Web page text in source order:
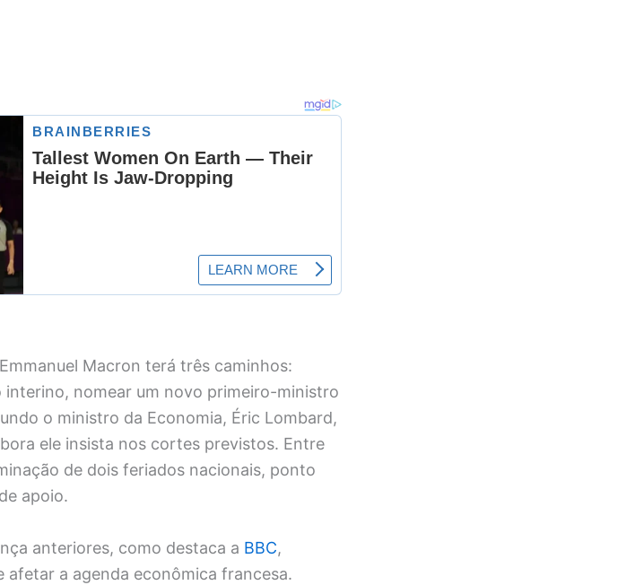
Macron terá três caminhos:
nomear um novo primeiro-ministro
o ministro da Economia, Éric Lombard,
ele insista nos cortes previstos. Entre
de dois feriados nacionais, ponto
apoio.
anteriores, como destaca a BBC,
a agenda econômica francesa.